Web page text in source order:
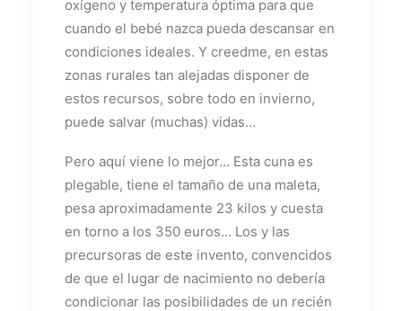
oxígeno y temperatura óptima para que
cuando el bebé nazca pueda descansar en
condiciones ideales. Y creedme, en estas
zonas rurales tan alejadas disponer de
estos recursos, sobre todo en invierno,
puede salvar (muchas) vidas…
Pero aquí viene lo mejor… Esta cuna es
plegable, tiene el tamaño de una maleta,
pesa aproximadamente 23 kilos y cuesta
en torno a los 350 euros… Los y las
precursoras de este invento, convencidos
de que el lugar de nacimiento no debería
condicionar las posibilidades de un recién